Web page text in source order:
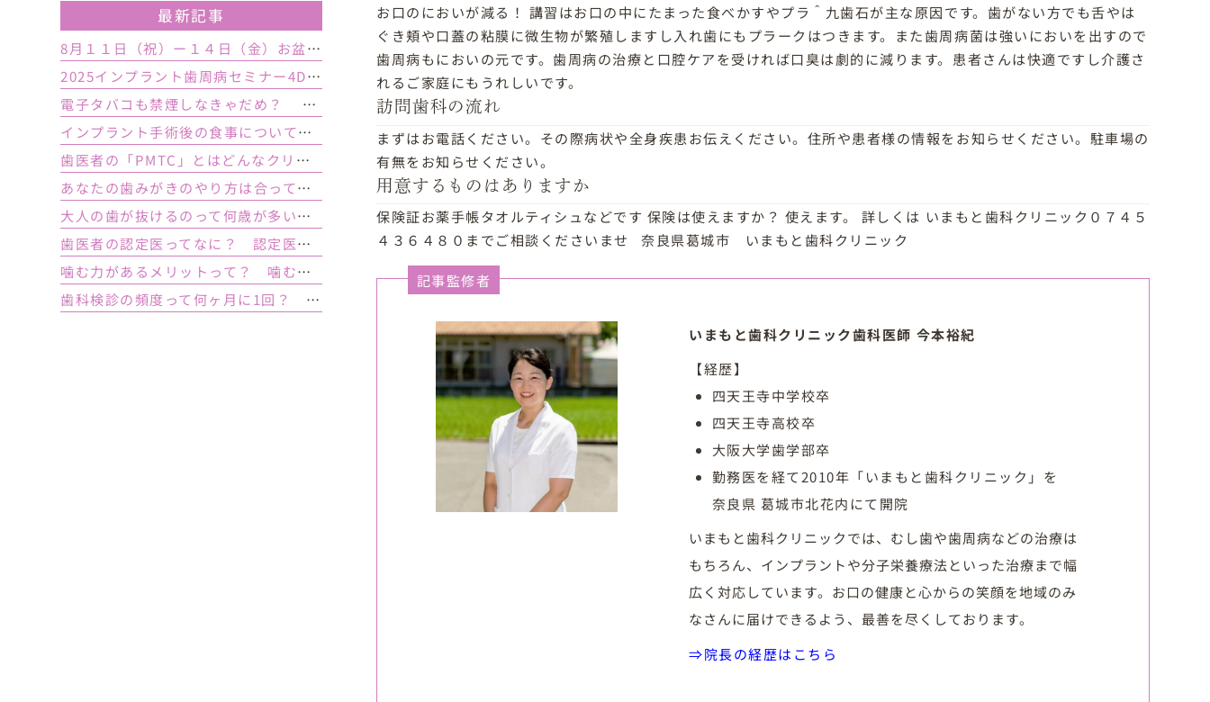
お口のにおいが減る！ 講習はお口の中にたまった食べかすやプラ＾九歯石が主な原因です。歯がない方でも舌やは
ぐき頬や口蓋の粘膜に微生物が繁殖しますし入れ歯にもプラークはつきます。また歯周病菌は強いにおいを出すので
歯周病もにおいの元です。歯周病の治療と口腔ケアを受ければ口臭は劇的に減ります。患者さんは快適ですし介護さ
れるご家庭にもうれしいです。
訪問歯科の流れ
まずはお電話ください。その際病状や全身疾患お伝えください。住所や患者様の情報をお知らせください。駐車場の
有無をお知らせください。
用意するものはありますか
保険証お薬手帳タオルティシュなどです 保険は使えますか？ 使えます。 詳しくは いまもと歯科クリニック０７４５
４３６４８０までご相談くださいませ 奈良県葛城市 いまもと歯科クリニック
記事監修者
いまもと歯科クリニック歯科医師 今本裕紀
【経歴】
四天王寺中学校卒
四天王寺高校卒
大阪大学歯学部卒
勤務医を経て2010年「いまもと歯科クリニック」を
奈良県 葛城市北花内にて開院
いまもと歯科クリニックでは、むし歯や歯周病などの治療は
もちろん、インプラントや分子栄養療法といった治療まで幅
広く対応しています。お口の健康と心からの笑顔を地域のみ
なさんに届けできるよう、最善を尽くしております。
⇒院長の経歴はこちら
最新記事
8月１１日（祝）ー１４日（金）お盆休み １５日土曜日から診療しております
2025インプラント歯周病セミナー4DAY行いました
電子タバコも禁煙しなきゃだめ？ インプラント手術前後の喫煙が及ぼす影響とは？
インプラント手術後の食事について｜ 当日の注意点・いつから普通の食事ができる？
歯医者の「PMTC」とはどんなクリーニング？スケーリングとは何が違うの？
あなたの歯みがきのやり方は合っている？ 正しい歯みがき方法と間違った方法
大人の歯が抜けるのって何歳が多い？ 平均年齢と原因について
歯医者の認定医ってなに？ 認定医やインストラクターの資格を持つ歯医者のメリット
噛む力があるメリットって？ 噛む力が弱いとどうなるの？
歯科検診の頻度って何ヶ月に1回？ 定期検診って何するの？